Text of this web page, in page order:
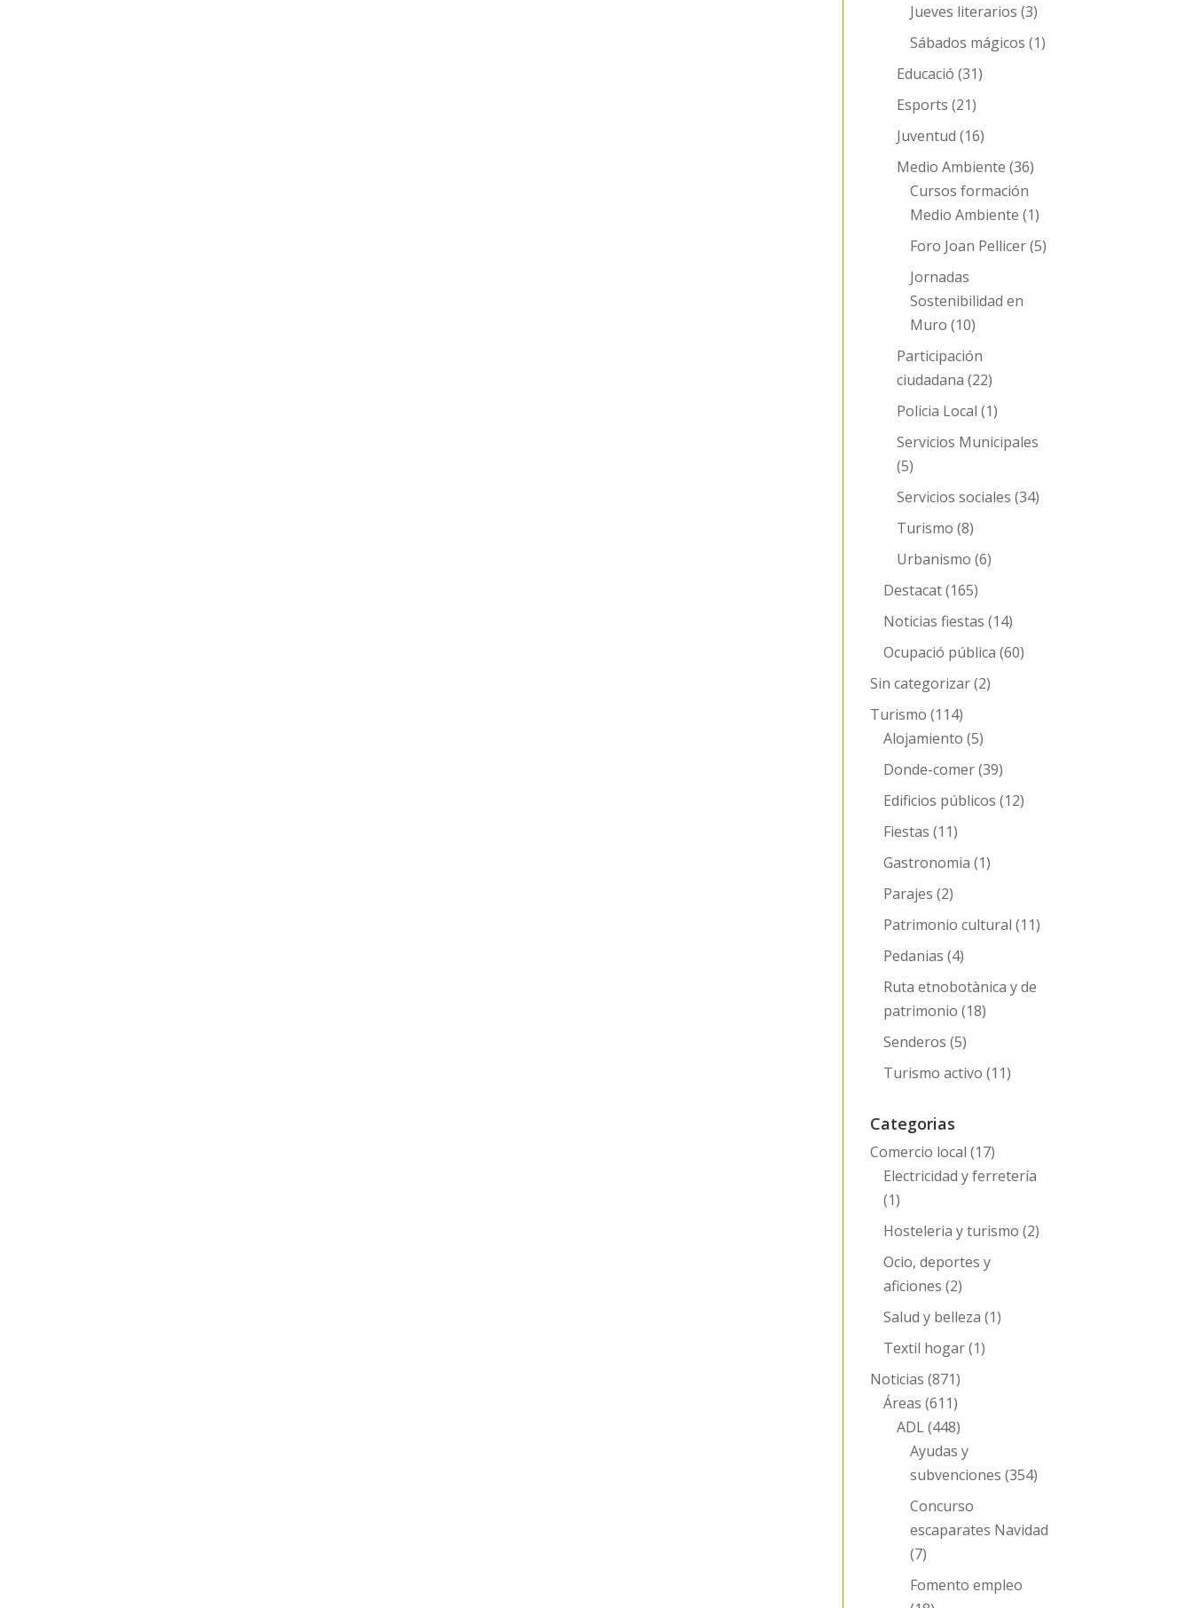
Jueves literarios (3)
Sábados mágicos (1)
Educació (31)
Esports (21)
Juventud (16)
Medio Ambiente (36)
Cursos formación
Medio Ambiente (1)
Foro Joan Pellicer(5)
Jornadas
Sostenibilidad en
Muro (10)
Participación
ciudadana (22)
Policia Local (1)
Servicios Municipales
(5)
Servicios sociales (34)
Turismo (8)
Urbanismo (6)
Destacat(165)
Noticias fiestas (14)
Ocupació pública (60)
Sin categorizar(2)
Turismo (114)
Alojamiento (5)
Donde-comer(39)
Edificios públicos (12)
Fiestas (11)
Gastronomia (1)
Parajes (2)
Patrimonio cultural (11)
Pedanias (4)
Ruta etnobotànica y de
patrimonio (18)
Senderos (5)
Turismo activo (11)
Categorias
Comercio local (17)
Electricidad y ferretería
(1)
Hosteleria y turismo (2)
Ocio, deportes y
aficiones (2)
Salud y belleza (1)
Textil hogar(1)
Noticias (871)
Áreas (611)
ADL(448)
Ayudas y
subvenciones (354)
Concurso
escaparates Navidad
(7)
Fomento empleo